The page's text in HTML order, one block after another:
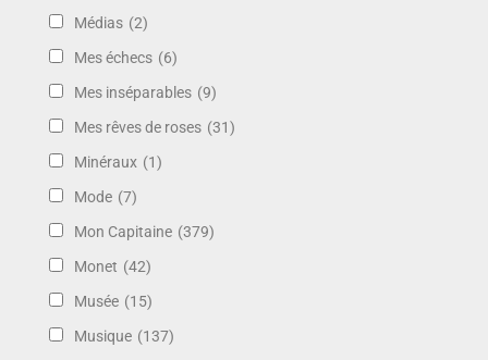
Médias (2)
Mes échecs (6)
Mes inséparables (9)
Mes rêves de roses (31)
Minéraux (1)
Mode (7)
Mon Capitaine (379)
Monet (42)
Musée (15)
Musique (137)